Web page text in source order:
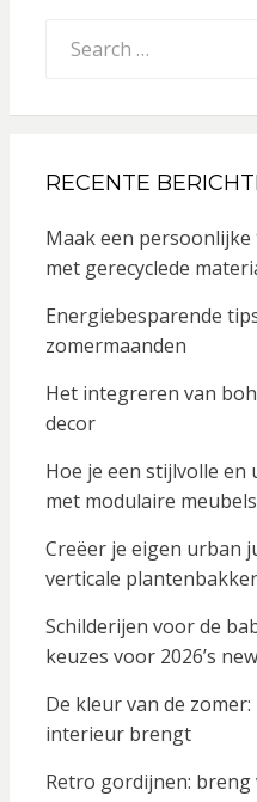
for:
RECENTE
Maak een
met gerecyclede
Energiebesparende
zomermaanden
Het integreren van
decor
Hoe je een stijlvolle
met modulaire meubels
Creëer je eigen urban
verticale
Schilderijen voor de
keuzes voor 2026’s
De kleur van de
interieur brengt
Retro gordijnen: